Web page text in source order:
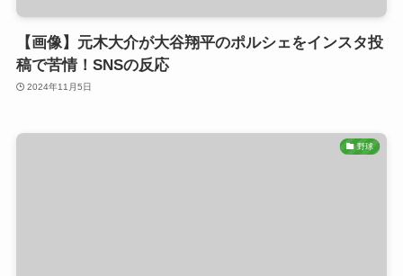
【画像】元木大介が大谷翔平のポルシェをインスタ投
稿で苦情！SNSの反応
2024年11月5日
野球